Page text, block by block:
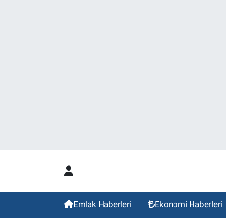
Emlak Haberleri Ekonomi Haberleri